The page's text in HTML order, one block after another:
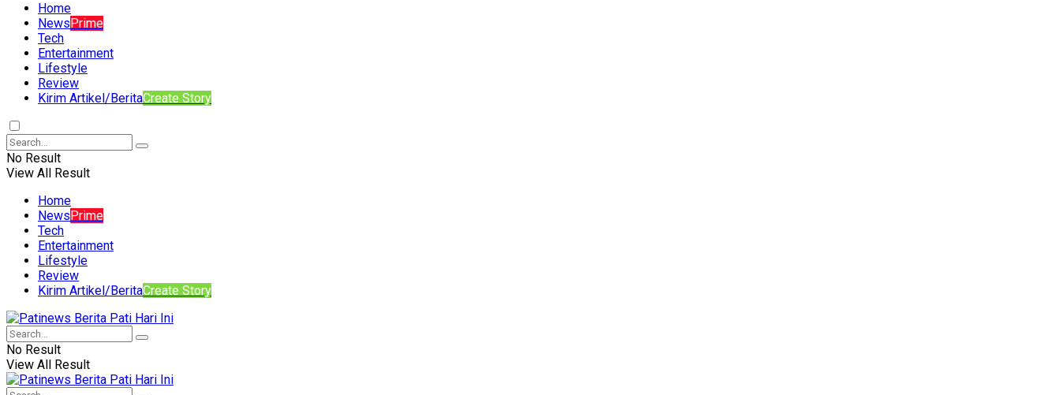
Home
NewsPrime
Tech
Entertainment
Lifestyle
Review
Kirim Artikel/BeritaCreate Story
No Result
View All Result
Home
NewsPrime
Tech
Entertainment
Lifestyle
Review
Kirim Artikel/BeritaCreate Story
No Result
View All Result